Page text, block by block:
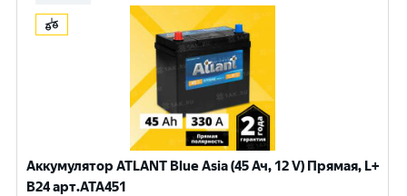
Аккумулятор ATLANT Blue Asia (45 Ач, 12 V) Прямая, L+
B24 арт.ATA451